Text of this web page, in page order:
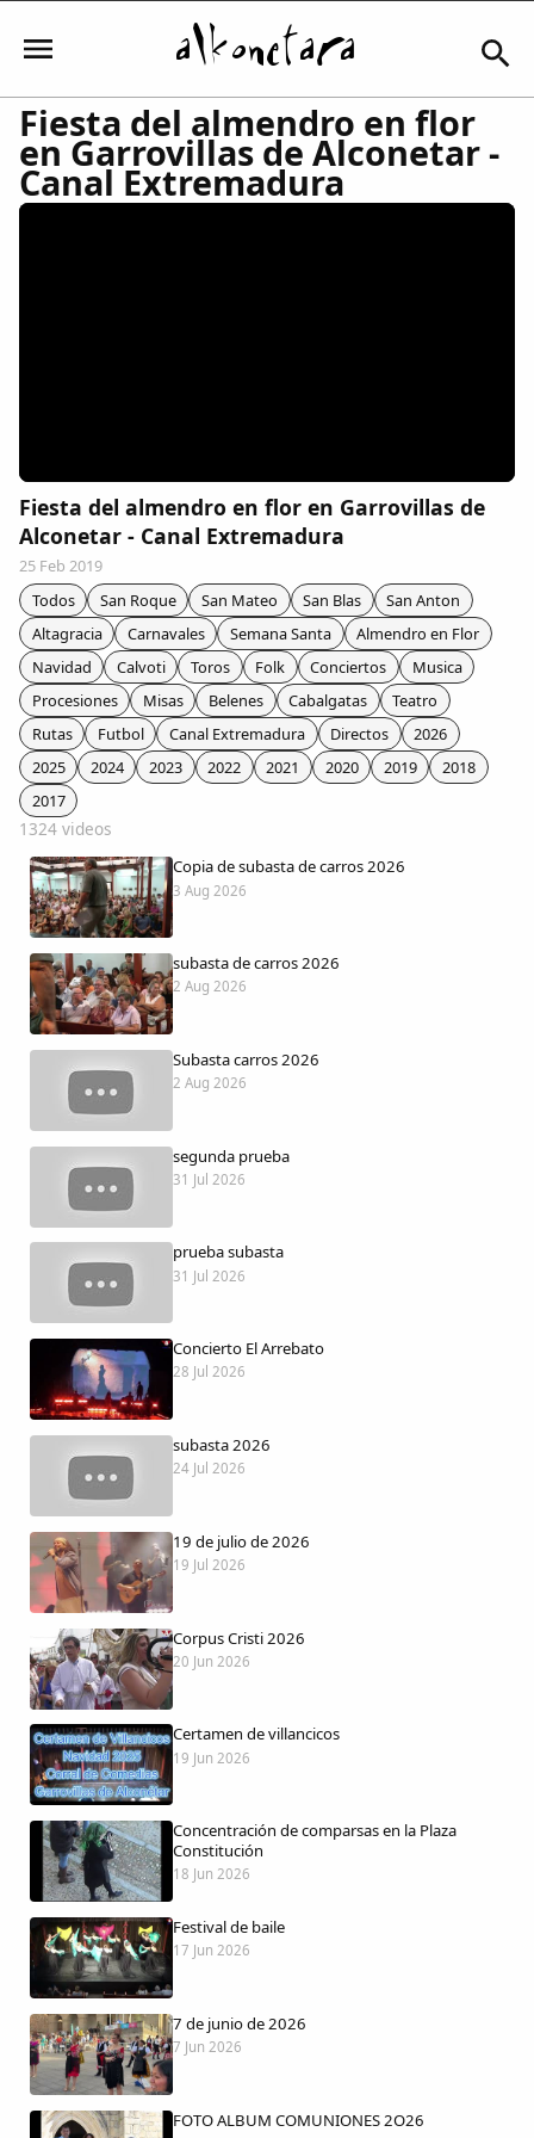
Iniciar sesión
Comunidad
Colaboradores
AlkoTV
Biblioteca
Periódico Alconétar
Foros
Idiosincrasia
Diccionario
Traductor
Dichos
Cancionero Local
Apodos
Peñas
La palra
Modo oscuro
Fiesta del almendro en flor
en Garrovillas de Alconetar -
Canal Extremadura
Fiesta del almendro en flor en Garrovillas de
Alconetar - Canal Extremadura
25 Feb 2019
Todos
San Roque San Mateo San Blas
San Anton
Altagracia
Carnavales Semana Santa
Almendro en Flor
Navidad
Calvoti Toros Folk Conciertos
Musica
Procesiones
Misas Belenes Cabalgatas
Teatro
Rutas
Futbol Canal Extremadura Directos
2026
2025
2024 2023 2022 2021 2020 2019
2018
2017
1324 videos
Copia de subasta de carros 2026
3 Aug 2026
subasta de carros 2026
2 Aug 2026
Subasta carros 2026
2 Aug 2026
segunda prueba
31 Jul 2026
prueba subasta
31 Jul 2026
Concierto El Arrebato
28 Jul 2026
subasta 2026
24 Jul 2026
19 de julio de 2026
19 Jul 2026
Corpus Cristi 2026
20 Jun 2026
Certamen de villancicos
19 Jun 2026
Concentración de comparsas en la Plaza
Constitución
18 Jun 2026
Festival de baile
17 Jun 2026
7 de junio de 2026
7 Jun 2026
FOTO ALBUM COMUNIONES 2O26
Comparte
Compartir en Twitter
Copiar enlace